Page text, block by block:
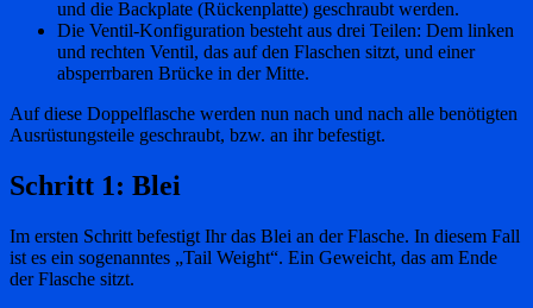
und die Backplate (Rückenplatte) geschraubt werden.
Die Ventil-Konfiguration besteht aus drei Teilen: Dem linken
und rechten Ventil, das auf den Flaschen sitzt, und einer
absperrbaren Brücke in der Mitte.
Auf diese Doppelflasche werden nun nach und nach alle benötigten
Ausrüstungsteile geschraubt, bzw. an ihr befestigt.
Schritt 1: Blei
Im ersten Schritt befestigt Ihr das Blei an der Flasche. In diesem Fall
ist es ein sogenanntes „Tail Weight“. Ein Geweicht, das am Ende
der Flasche sitzt.